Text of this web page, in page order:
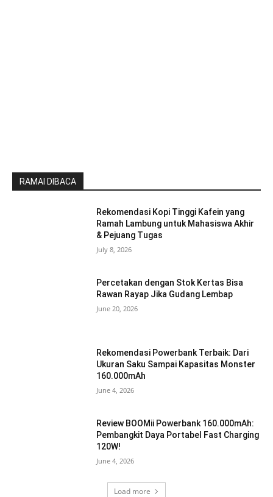
RAMAI DIBACA
Rekomendasi Kopi Tinggi Kafein yang
Ramah Lambung untuk Mahasiswa Akhir
& Pejuang Tugas
July 8, 2026
Percetakan dengan Stok Kertas Bisa
Rawan Rayap Jika Gudang Lembap
June 20, 2026
Rekomendasi Powerbank Terbaik: Dari
Ukuran Saku Sampai Kapasitas Monster
160.000mAh
June 4, 2026
Review BOOMii Powerbank 160.000mAh:
Pembangkit Daya Portabel Fast Charging
120W!
June 4, 2026
Load more